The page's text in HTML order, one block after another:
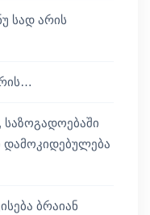
სად არის
საზოგადოებაში
დამოკიდებულება
ბრაიან